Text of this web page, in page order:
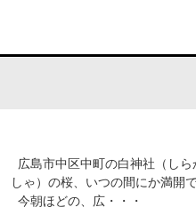
広島市中区中町の白神社（しら
しゃ）の桜、いつの間にか満開で
今朝ほどの、広・・・